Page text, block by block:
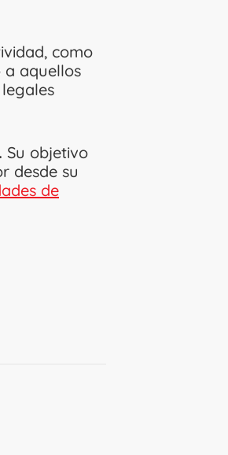
como
a aquellos
Su objetivo
desde su
de